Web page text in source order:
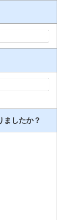
ましたか？